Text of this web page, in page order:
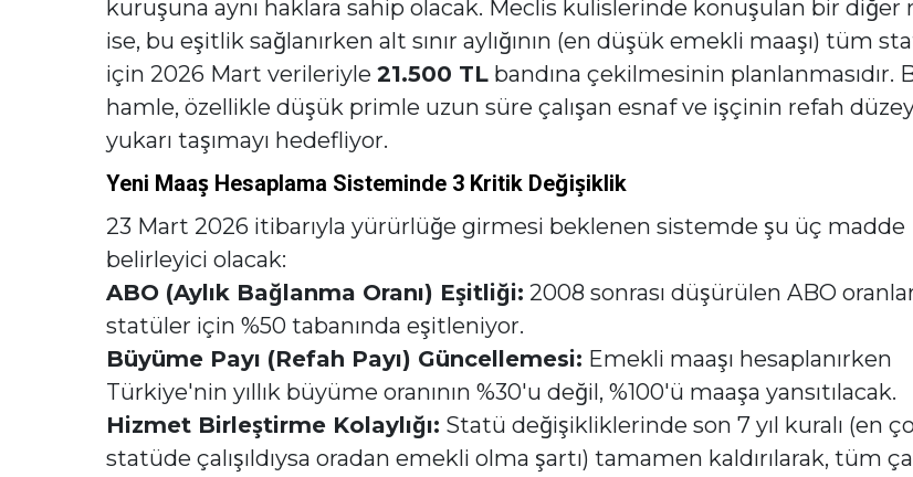
kuruşuna aynı haklara sahip olacak. Meclis kulislerinde konuşulan bir diğer
ise, bu eşitlik sağlanırken alt sınır aylığının (en düşük emekli maaşı) tüm
için 2026 Mart verileriyle 21.500 TL bandına çekilmesinin planlanmasıdır.
hamle, özellikle düşük primle uzun süre çalışan esnaf ve işçinin refah
yukarı taşımayı hedefliyor.
Yeni Maaş Hesaplama Sisteminde 3 Kritik Değişiklik
23 Mart 2026 itibarıyla yürürlüğe girmesi beklenen sistemde şu üç madde
belirleyici olacak:
ABO (Aylık Bağlanma Oranı) Eşitliği: 2008 sonrası düşürülen ABO
statüler için %50 tabanında eşitleniyor.
Büyüme Payı (Refah Payı) Güncellemesi: Emekli maaşı hesaplanırken
Türkiye'nin yıllık büyüme oranının %30'u değil, %100'ü maaşa yansıtılacak.
Hizmet Birleştirme Kolaylığı: Statü değişikliklerinde son 7 yıl kuralı (en
statüde çalışıldıysa oradan emekli olma şartı) tamamen kaldırılarak, tüm